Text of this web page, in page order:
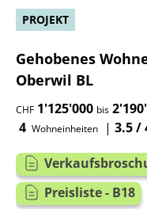
PROJEKT
Gehobenes
Oberwil BL
CHF 1'125'000 bis
4 Wohneinheiten | 3.5 /
Preisliste - B18